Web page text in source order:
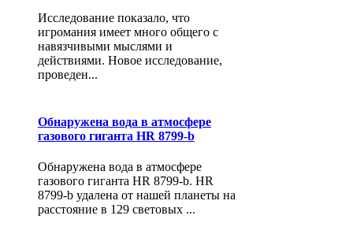
Исследование показало, что
игромания имеет много общего с
навязчивыми мыслями и
действиями. Новое исследование,
проведен...
Обнаружена вода в атмосфере
газового гиганта HR 8799-b
Обнаружена вода в атмосфере
газового гиганта HR 8799-b. HR
8799-b удалена от нашей планеты на
расстояние в 129 световых ...